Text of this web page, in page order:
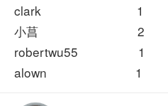
clark 1
小菖
robertwu55 1
alown